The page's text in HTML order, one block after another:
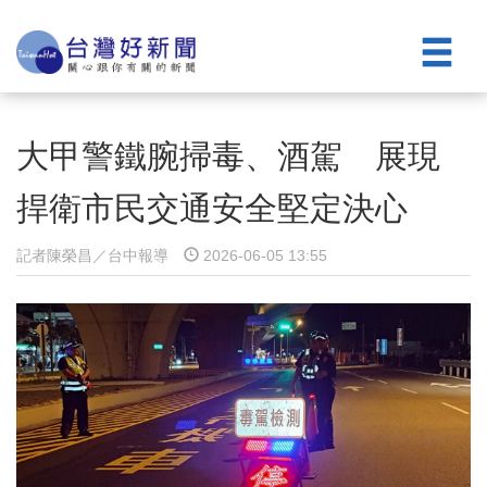
大甲警鐵腕掃毒、酒駕 展現
捍衛市民交通安全堅定決心
記者陳榮昌／台中報導 2026-06-05 13:55